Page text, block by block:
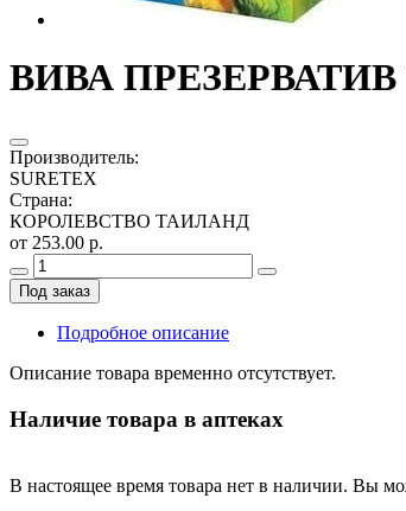
ВИВА ПРЕЗЕРВАТИВ
Производитель:
SURETEX
Страна:
КОРОЛЕВСТВО ТАИЛАНД
от 253.00 р.
Под заказ
Подробное описание
Описание товара временно отсутствует.
Наличие товара в аптеках
В настоящее время товара нет в наличии. Вы